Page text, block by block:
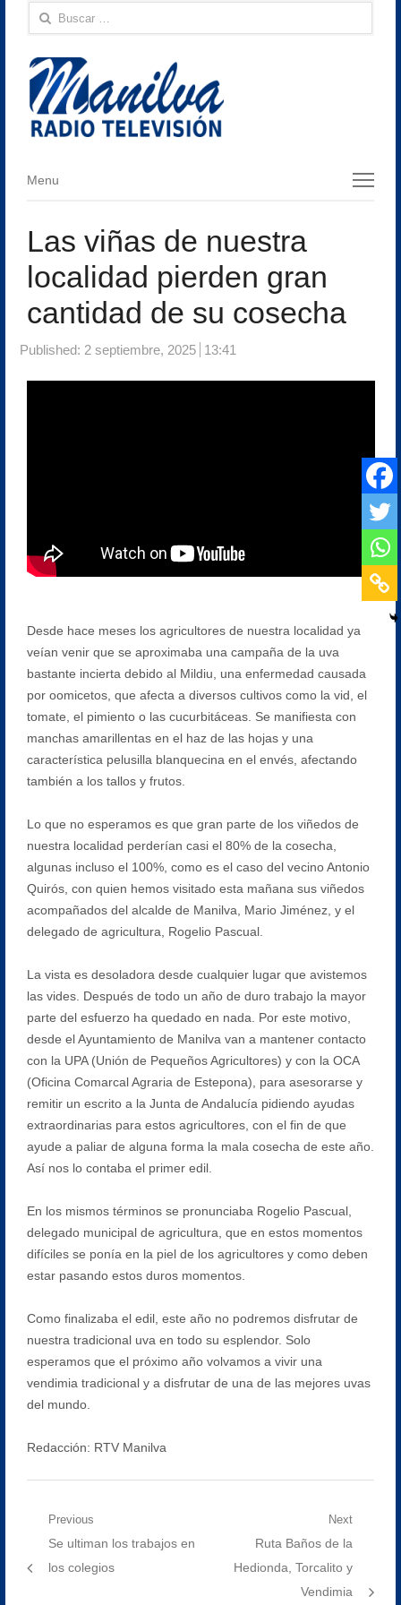
Buscar:
Menu
Menu
Las viñas de nuestra
localidad pierden gran
cantidad de su cosecha
Published: 2 septiembre, 2025 13:41
Desde hace meses los agricultores de nuestra localidad ya
veían venir que se aproximaba una campaña de la uva
bastante incierta debido al Mildiu, una enfermedad causada
por oomicetos, que afecta a diversos cultivos como la vid, el
tomate, el pimiento o las cucurbitáceas. Se manifiesta con
manchas amarillentas en el haz de las hojas y una
característica pelusilla blanquecina en el envés, afectando
también a los tallos y frutos.
Lo que no esperamos es que gran parte de los viñedos de
nuestra localidad perderían casi el 80% de la cosecha,
algunas incluso el 100%, como es el caso del vecino Antonio
Quirós, con quien hemos visitado esta mañana sus viñedos
acompañados del alcalde de Manilva, Mario Jiménez, y el
delegado de agricultura, Rogelio Pascual.
La vista es desoladora desde cualquier lugar que avistemos
las vides. Después de todo un año de duro trabajo la mayor
parte del esfuerzo ha quedado en nada. Por este motivo,
desde el Ayuntamiento de Manilva van a mantener contacto
con la UPA (Unión de Pequeños Agricultores) y con la OCA
(Oficina Comarcal Agraria de Estepona), para asesorarse y
remitir un escrito a la Junta de Andalucía pidiendo ayudas
extraordinarias para estos agricultores, con el fin de que
ayude a paliar de alguna forma la mala cosecha de este año.
Así nos lo contaba el primer edil.
En los mismos términos se pronunciaba Rogelio Pascual,
delegado municipal de agricultura, que en estos momentos
difíciles se ponía en la piel de los agricultores y como deben
estar pasando estos duros momentos.
Como finalizaba el edil, este año no podremos disfrutar de
nuestra tradicional uva en todo su esplendor. Solo
esperamos que el próximo año volvamos a vivir una
vendimia tradicional y a disfrutar de una de las mejores uvas
del mundo.
Redacción: RTV Manilva
Navegación
Previous
Previous
post:
Se ultiman los trabajos en
los colegios
Next
Next
post:
Ruta Baños de la
Hedionda, Torcalito y
Vendimia